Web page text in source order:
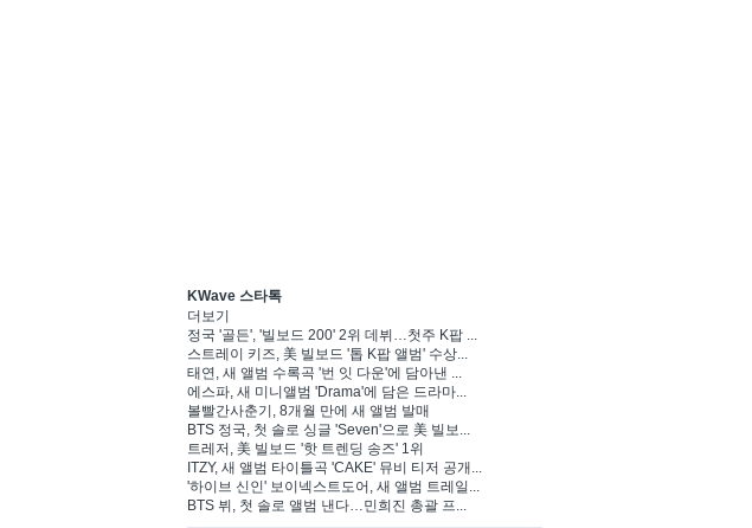
KWave 스타톡
더보기
정국 '골든', '빌보드 200' 2위 데뷔…첫주 K팝 ...
스트레이 키즈, 美 빌보드 '톱 K팝 앨범' 수상...
태연, 새 앨범 수록곡 '번 잇 다운'에 담아낸 ...
에스파, 새 미니앨범 'Drama'에 담은 드라마...
볼빨간사춘기, 8개월 만에 새 앨범 발매
BTS 정국, 첫 솔로 싱글 'Seven'으로 美 빌보...
트레저, 美 빌보드 '핫 트렌딩 송즈' 1위
ITZY, 새 앨범 타이틀곡 'CAKE' 뮤비 티저 공개...
'하이브 신인' 보이넥스트도어, 새 앨범 트레일...
BTS 뷔, 첫 솔로 앨범 낸다…민희진 총괄 프...